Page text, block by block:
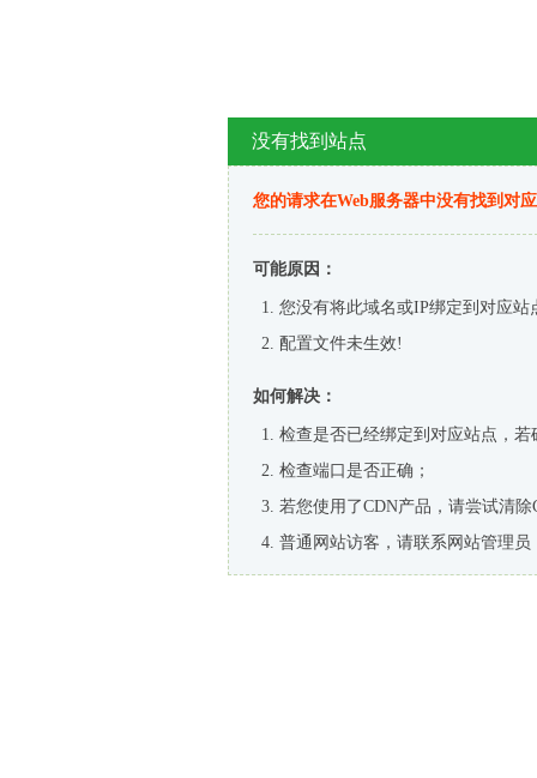
没有找到站点
您的请求在Web服务器中没有找到对
可能原因：
您没有将此域名或IP绑定到对应站
配置文件未生效!
如何解决：
检查是否已经绑定到对应站点，
检查端口是否正确；
若您使用了CDN产品，请尝试清除
普通网站访客，请联系网站管理员